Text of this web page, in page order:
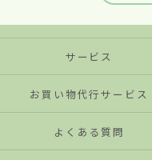
サービス
お買い物代行サービス
よくある質問